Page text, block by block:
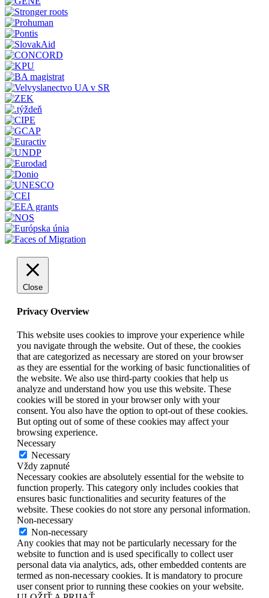
Close
Privacy Overview
This website uses cookies to improve your experience while
you navigate through the website. Out of these, the cookies
that are categorized as necessary are stored on your browser
as they are essential for the working of basic functionalities of
the website. We also use third-party cookies that help us
analyze and understand how you use this website. These
cookies will be stored in your browser only with your
consent. You also have the option to opt-out of these cookies.
But opting out of some of these cookies may affect your
browsing experience.
Necessary
Necessary
Vždy zapnuté
Necessary cookies are absolutely essential for the website to
function properly. This category only includes cookies that
ensures basic functionalities and security features of the
website. These cookies do not store any personal information.
Non-necessary
Non-necessary
Any cookies that may not be particularly necessary for the
website to function and is used specifically to collect user
personal data via analytics, ads, other embedded contents are
termed as non-necessary cookies. It is mandatory to procure
user consent prior to running these cookies on your website.